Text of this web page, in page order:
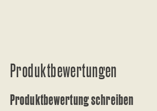
Produktbewertungen
Produktbewertung schreiben